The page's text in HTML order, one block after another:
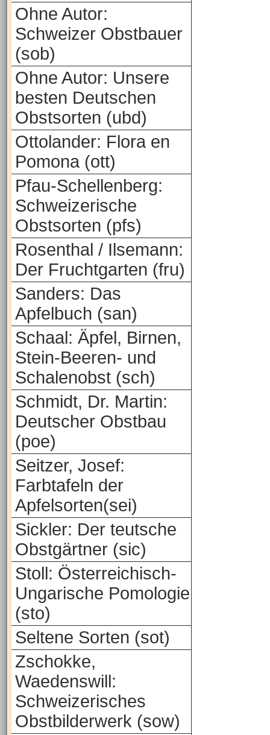
Ohne Autor:
Schweizer Obstbauer
(sob)
Ohne Autor: Unsere
besten Deutschen
Obstsorten (ubd)
Ottolander: Flora en
Pomona (ott)
Pfau-Schellenberg:
Schweizerische
Obstsorten (pfs)
Rosenthal / Ilsemann:
Der Fruchtgarten (fru)
Sanders: Das
Apfelbuch (san)
Schaal: Äpfel, Birnen,
Stein-Beeren- und
Schalenobst (sch)
Schmidt, Dr. Martin:
Deutscher Obstbau
(poe)
Seitzer, Josef:
Farbtafeln der
Apfelsorten(sei)
Sickler: Der teutsche
Obstgärtner (sic)
Stoll: Österreichisch-
Ungarische Pomologie
(sto)
Seltene Sorten (sot)
Zschokke,
Waedenswill:
Schweizerisches
Obstbilderwerk (sow)